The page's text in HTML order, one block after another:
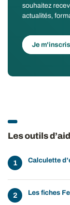
souhaitez
actualités,
Je m'inscris
Les outils
Calculette
Les fiches